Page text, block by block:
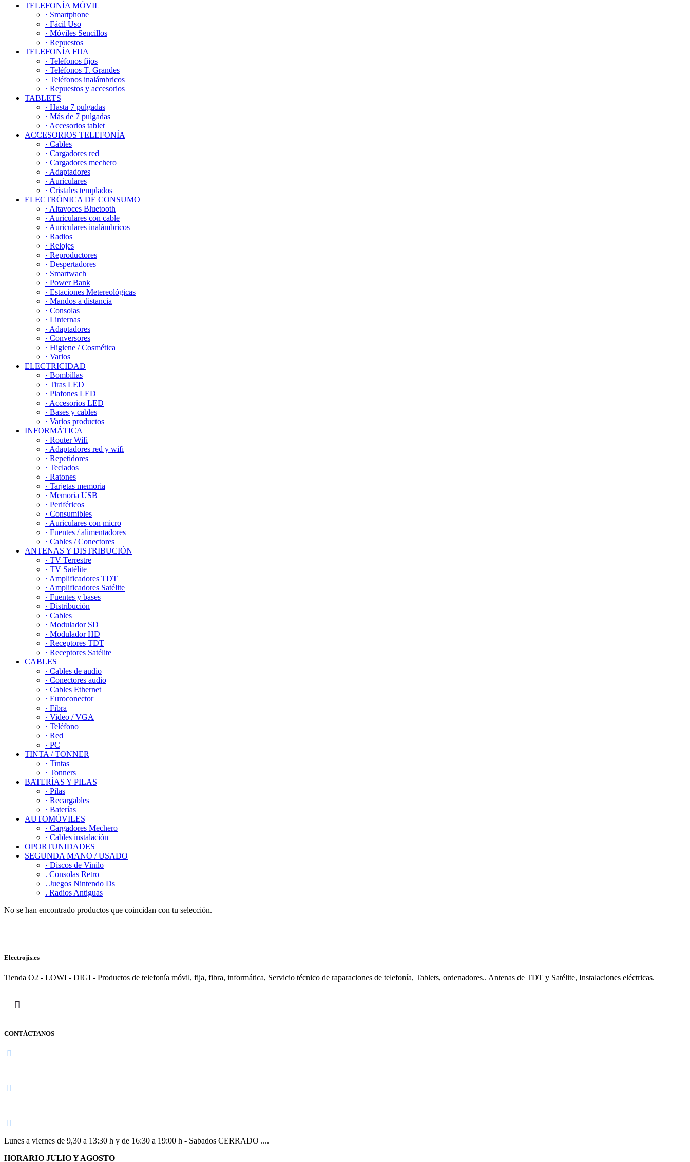
TELEFONÍA MÓVIL
· Smartphone
· Fácil Uso
· Móviles Sencillos
· Repuestos
TELEFONÍA FIJA
· Teléfonos fijos
· Teléfonos T. Grandes
· Teléfonos inalámbricos
· Repuestos y accesorios
TABLETS
· Hasta 7 pulgadas
· Más de 7 pulgadas
· Accesorios tablet
ACCESORIOS TELEFONÍA
· Cables
· Cargadores red
· Cargadores mechero
· Adaptadores
· Auriculares
· Cristales templados
ELECTRÓNICA DE CONSUMO
· Altavoces Bluetooth
· Auriculares con cable
· Auriculares inalámbricos
· Radios
· Relojes
· Reproductores
· Despertadores
· Smartwach
· Power Bank
· Estaciones Metereológicas
· Mandos a distancia
· Consolas
· Linternas
· Adaptadores
· Conversores
· Higiene / Cosmética
· Varios
ELECTRICIDAD
· Bombillas
· Tiras LED
· Plafones LED
· Accesorios LED
· Bases y cables
· Varios productos
INFORMÁTICA
· Router Wifi
· Adaptadores red y wifi
· Repetidores
· Teclados
· Ratones
· Tarjetas memoria
· Memoria USB
· Periféricos
· Consumibles
· Auriculares con micro
· Fuentes / alimentadores
· Cables / Conectores
ANTENAS Y DISTRIBUCIÓN
· TV Terrestre
· TV Satélite
· Amplificadores TDT
· Amplificadores Satélite
· Fuentes y bases
· Distribución
· Cables
· Modulador SD
· Modulador HD
· Receptores TDT
· Receptores Satélite
CABLES
· Cables de audio
· Conectores audio
· Cables Ethernet
· Euroconector
· Fibra
· Video / VGA
· Teléfono
· Red
· PC
TINTA / TONNER
· Tintas
· Tonners
BATERÍAS Y PILAS
· Pilas
· Recargables
· Baterías
AUTOMÓVILES
· Cargadores Mechero
· Cables instalación
OPORTUNIDADES
SEGUNDA MANO / USADO
· Discos de Vinilo
. Consolas Retro
. Juegos Nintendo Ds
. Radios Antiguas
No se han encontrado productos que coincidan con tu selección.
Electrojis.es
Tienda O2 - LOWI - DIGI - Productos de telefonía móvil, fija, fibra, informática, Servicio técnico de raparaciones de telefonía, Tablets, ordenadores.. Antenas de TDT y Satélite, Instalaciones eléctricas.
CONTÁCTANOS
Lunes a viernes de 9,30 a 13:30 h y de 16:30 a 19:00 h - Sabados CERRADO ....
HORARIO JULIO Y AGOSTO